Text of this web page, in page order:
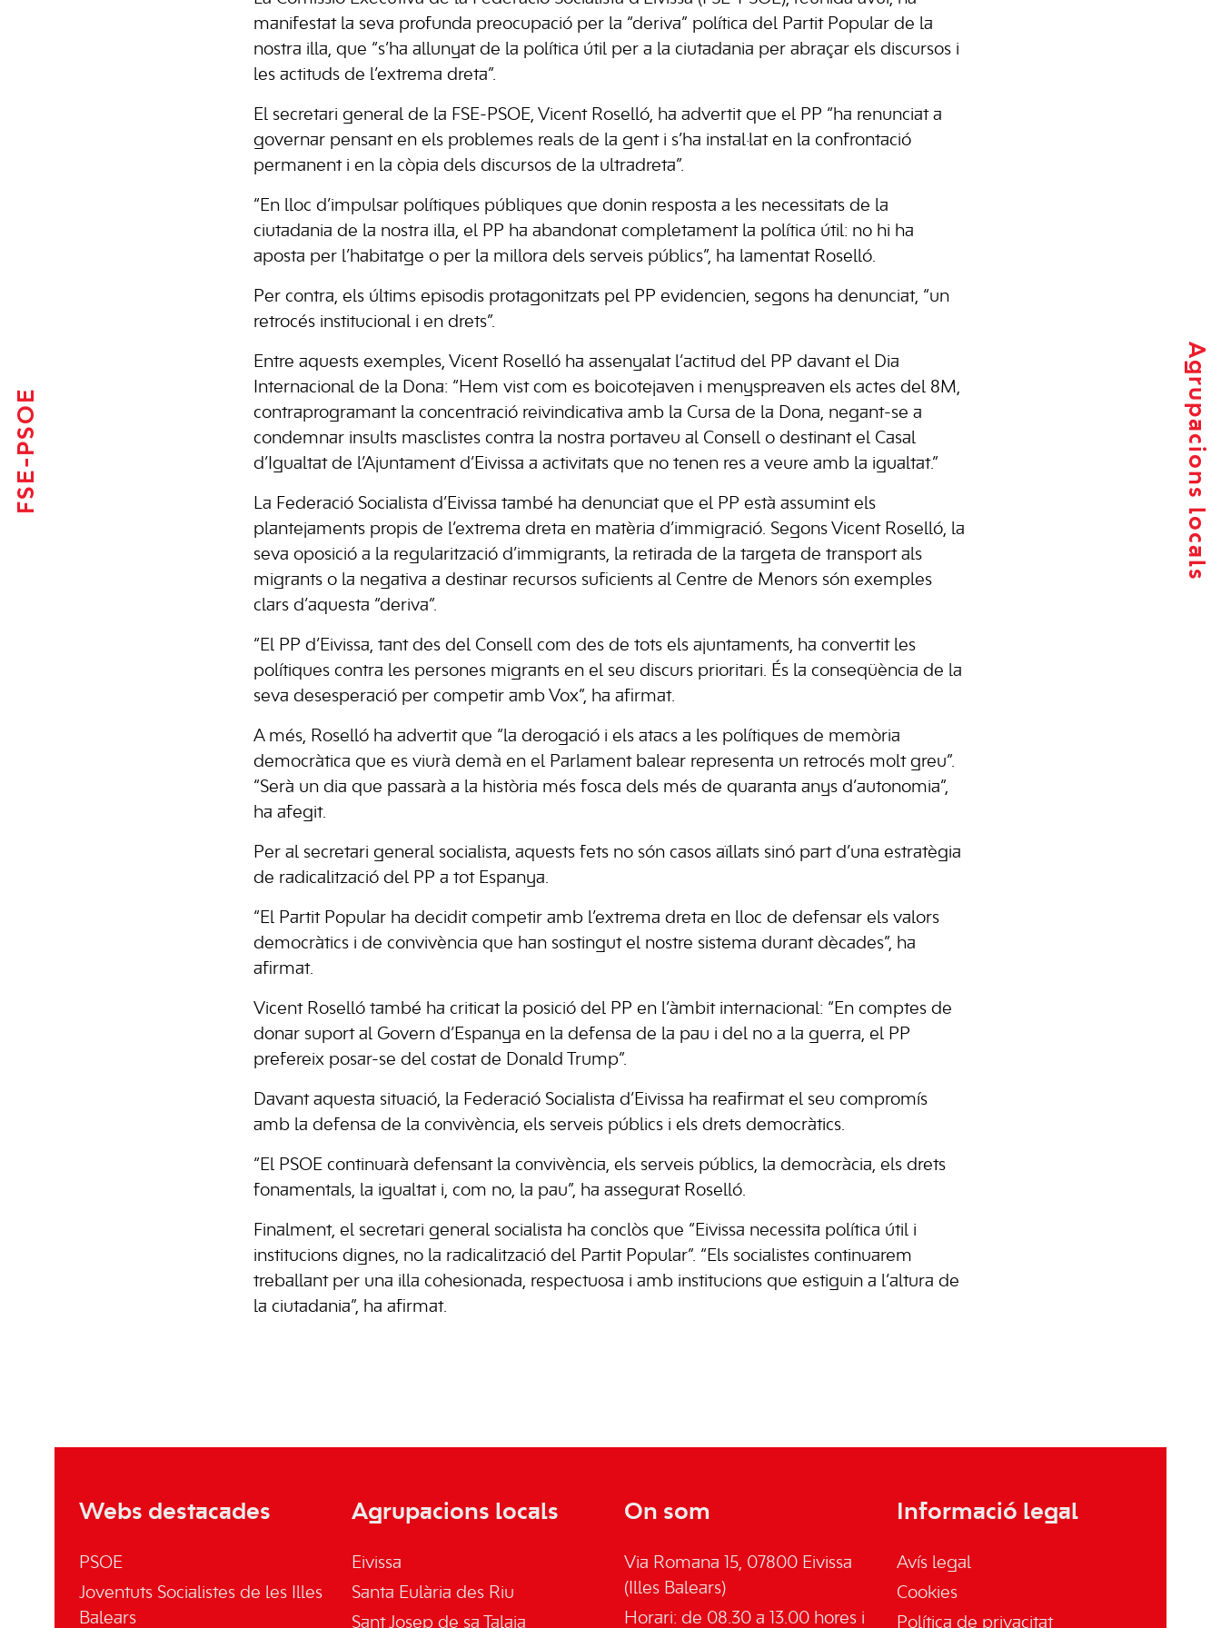
FSE-PSOE Agrupacions locals
manifestat la seva profunda preocupació per la “deriva” política del Partit Popular de la
nostra illa, que “s’ha allunyat de la política útil per a la ciutadania per abraçar els discursos i
les actituds de l’extrema dreta”.
El secretari general de la FSE-PSOE, Vicent Roselló, ha advertit que el PP “ha renunciat a
governar pensant en els problemes reals de la gent i s’ha instal·lat en la confrontació
permanent i en la còpia dels discursos de la ultradreta”.
“En lloc d’impulsar polítiques públiques que donin resposta a les necessitats de la
ciutadania de la nostra illa, el PP ha abandonat completament la política útil: no hi ha
aposta per l’habitatge o per la millora dels serveis públics”, ha lamentat Roselló.
Per contra, els últims episodis protagonitzats pel PP evidencien, segons ha denunciat, “un
retrocés institucional i en drets”.
Entre aquests exemples, Vicent Roselló ha assenyalat l’actitud del PP davant el Dia
Internacional de la Dona: “Hem vist com es boicotejaven i menyspreaven els actes del 8M,
contraprogramant la concentració reivindicativa amb la Cursa de la Dona, negant-se a
condemnar insults masclistes contra la nostra portaveu al Consell o destinant el Casal
d’Igualtat de l’Ajuntament d’Eivissa a activitats que no tenen res a veure amb la igualtat.”
La Federació Socialista d’Eivissa també ha denunciat que el PP està assumint els
plantejaments propis de l’extrema dreta en matèria d’immigració. Segons Vicent Roselló, la
seva oposició a la regularització d’immigrants, la retirada de la targeta de transport als
migrants o la negativa a destinar recursos suficients al Centre de Menors són exemples
clars d’aquesta “deriva”.
“El PP d’Eivissa, tant des del Consell com des de tots els ajuntaments, ha convertit les
polítiques contra les persones migrants en el seu discurs prioritari. És la conseqüència de la
seva desesperació per competir amb Vox”, ha afirmat.
A més, Roselló ha advertit que “la derogació i els atacs a les polítiques de memòria
democràtica que es viurà demà en el Parlament balear representa un retrocés molt greu”.
“Serà un dia que passarà a la història més fosca dels més de quaranta anys d’autonomia”,
ha afegit.
Per al secretari general socialista, aquests fets no són casos aïllats sinó part d’una estratègia
de radicalització del PP a tot Espanya.
“El Partit Popular ha decidit competir amb l’extrema dreta en lloc de defensar els valors
democràtics i de convivència que han sostingut el nostre sistema durant dècades”, ha
afirmat.
Vicent Roselló també ha criticat la posició del PP en l’àmbit internacional: “En comptes de
donar suport al Govern d’Espanya en la defensa de la pau i del no a la guerra, el PP
prefereix posar-se del costat de Donald Trump”.
Davant aquesta situació, la Federació Socialista d’Eivissa ha reafirmat el seu compromís
amb la defensa de la convivència, els serveis públics i els drets democràtics.
“El PSOE continuarà defensant la convivència, els serveis públics, la democràcia, els drets
fonamentals, la igualtat i, com no, la pau”, ha assegurat Roselló.
Finalment, el secretari general socialista ha conclòs que “Eivissa necessita política útil i
institucions dignes, no la radicalització del Partit Popular”. “Els socialistes continuarem
treballant per una illa cohesionada, respectuosa i amb institucions que estiguin a l’altura de
la ciutadania”, ha afirmat.
Webs destacades
PSOE
Joventuts Socialistes de les Illes
Balears
Agrupacions locals
Eivissa
Santa Eulària des Riu
Sant Josep de sa Talaia
On som
Via Romana 15, 07800 Eivissa
(Illes Balears)
Horari: de 08.30 a 13.00 hores i
Informació legal
Avís legal
Cookies
Política de privacitat